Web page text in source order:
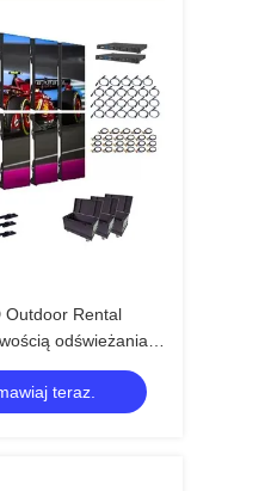
Outdoor Rental
odświeżania
IP65 dla
teraz.